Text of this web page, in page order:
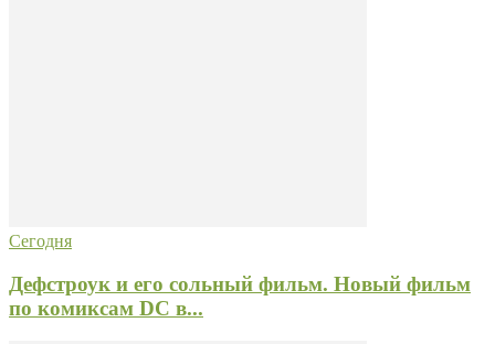
Сегодня
Дефстроук и его сольный фильм. Новый фильм
по комиксам DC в...